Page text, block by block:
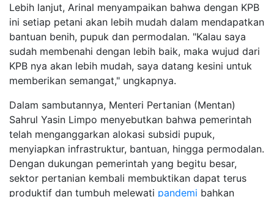
Lebih lanjut, Arinal menyampaikan bahwa dengan KPB
ini setiap petani akan lebih mudah dalam mendapatkan
bantuan benih, pupuk dan permodalan. "Kalau saya
sudah membenahi dengan lebih baik, maka wujud dari
KPB nya akan lebih mudah, saya datang kesini untuk
memberikan semangat," ungkapnya.
Dalam sambutannya, Menteri Pertanian (Mentan)
Sahrul Yasin Limpo menyebutkan bahwa pemerintah
telah menganggarkan alokasi subsidi pupuk,
menyiapkan infrastruktur, bantuan, hingga permodalan.
Dengan dukungan pemerintah yang begitu besar,
sektor pertanian kembali membuktikan dapat terus
produktif dan tumbuh melewati pandemi bahkan